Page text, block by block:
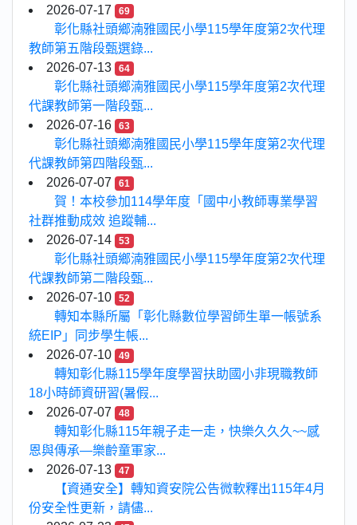
2026-07-17
69
彰化縣社頭鄉湳雅國民小學115學年度第2次代理
教師第五階段甄選錄...
2026-07-13
64
彰化縣社頭鄉湳雅國民小學115學年度第2次代理
代課教師第一階段甄...
2026-07-16
63
彰化縣社頭鄉湳雅國民小學115學年度第2次代理
代課教師第四階段甄...
2026-07-07
61
賀！本校參加114學年度「國中小教師專業學習
社群推動成效 追蹤輔...
2026-07-14
53
彰化縣社頭鄉湳雅國民小學115學年度第2次代理
代課教師第二階段甄...
2026-07-10
52
轉知本縣所屬「彰化縣數位學習師生單一帳號系
統EIP」同步學生帳...
2026-07-10
49
轉知彰化縣115學年度學習扶助國小非現職教師
18小時師資研習(暑假...
2026-07-07
48
轉知彰化縣115年親子走一走，快樂久久久~~感
恩與傳承—樂齡童軍家...
2026-07-13
47
【資通安全】轉知資安院公告微軟釋出115年4月
份安全性更新，請儘...